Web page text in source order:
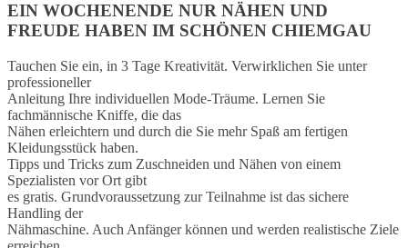
EIN WOCHENENDE NUR NÄHEN UND
FREUDE HABEN IM SCHÖNEN CHIEMGAU
Tauchen Sie ein, in 3 Tage Kreativität. Verwirklichen Sie unter
professioneller
Anleitung Ihre individuellen Mode-Träume. Lernen Sie
fachmännische Kniffe, die das
Nähen erleichtern und durch die Sie mehr Spaß am fertigen
Kleidungsstück haben.
Tipps und Tricks zum Zuschneiden und Nähen von einem
Spezialisten vor Ort gibt
es gratis. Grundvoraussetzung zur Teilnahme ist das sichere
Handling der
Nähmaschine. Auch Anfänger können und werden realistische Ziele